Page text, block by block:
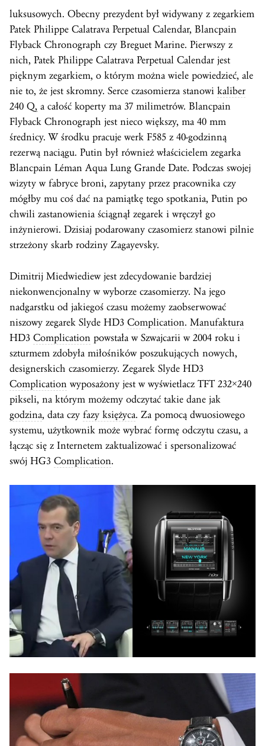
luksusowych. Obecny prezydent był widywany z zegarkiem
Patek Philippe Calatrava Perpetual Calendar, Blancpain
Flyback Chronograph czy Breguet Marine. Pierwszy z
nich, Patek Philippe Calatrava Perpetual Calendar jest
pięknym zegarkiem, o którym można wiele powiedzieć, ale
nie to, że jest skromny. Serce czasomierza stanowi kaliber
240 Q, a całość koperty ma 37 milimetrów. Blancpain
Flyback Chronograph jest nieco większy, ma 40 mm
średnicy. W środku pracuje werk F585 z 40-godzinną
rezerwą naciągu. Putin był również właścicielem zegarka
Blancpain Léman Aqua Lung Grande Date. Podczas swojej
wizyty w fabryce broni, zapytany przez pracownika czy
mógłby mu coś dać na pamiątkę tego spotkania, Putin po
chwili zastanowienia ściągnął zegarek i wręczył go
inżynierowi. Dzisiaj podarowany czasomierz stanowi pilnie
strzeżony skarb rodziny Zagayevsky.
Dimitrij Miedwiediew jest zdecydowanie bardziej
niekonwencjonalny w wyborze czasomierzy. Na jego
nadgarstku od jakiegoś czasu możemy zaobserwować
niszowy zegarek Slyde HD3 Complication. Manufaktura
HD3 Complication powstała w Szwajcarii w 2004 roku i
szturmem zdobyła miłośników poszukujących nowych,
designerskich czasomierzy. Zegarek Slyde HD3
Complication wyposażony jest w wyświetlacz TFT 232×240
pikseli, na którym możemy odczytać takie dane jak
godzina, data czy fazy księżyca. Za pomocą dwuosiowego
systemu, użytkownik może wybrać formę odczytu czasu, a
łącząc się z Internetem zaktualizować i spersonalizować
swój HG3 Complication.